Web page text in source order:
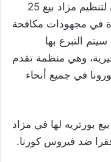
سيليغر مع دور رادفوكاسي وكريستي لتنظيم مزاد بيع 25
في مجهودات مكافحة
سيتم التبرع بها
وهي منظمة تقدم
في جميع أنحاء
بأنه سيتم بيع بورتريه لها في مزاد
ضد فيروس كورنا.